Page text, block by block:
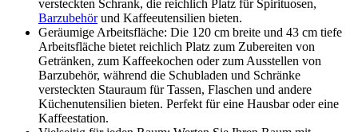
versteckten Schrank, die reichlich Platz für Spirituosen,
Barzubehörund Kaffeeutensilien bieten.
Geräumige Arbeitsfläche: Die 120 cm breite und 43 cm tiefe
Arbeitsfläche bietet reichlich Platz zum Zubereiten von
Getränken, zum Kaffeekochen oder zum Ausstellen von
Barzubehör, während die Schubladen und Schränke
versteckten Stauraum für Tassen, Flaschen und andere
Küchenutensilien bieten. Perfekt für eine Hausbar oder eine
Kaffeestation.